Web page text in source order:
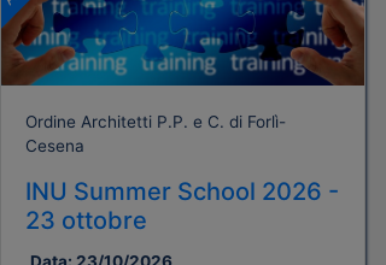
Ordine Architetti P.P. e C. di Forlì-
Cesena
INU Summer School 2026 -
23 ottobre